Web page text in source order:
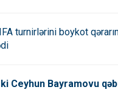
turnirlərini boykot
Ceyhun Bayramovu